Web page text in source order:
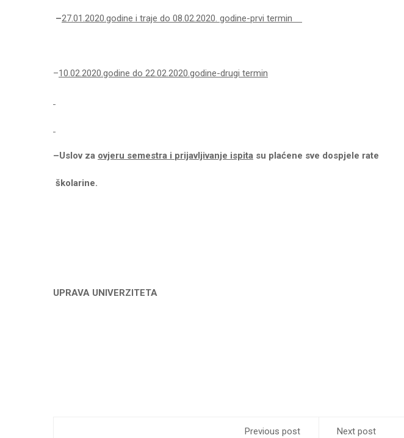
–27.01.2020.godine i traje do 08.02.2020. godine-prvi termin
–10.02.2020.godine do 22.02.2020.godine-drugi termin
–Uslov za ovjeru semestra i prijavljivanje ispita su plaćene sve dospjele rate
školarine.
UPRAVA UNIVERZITETA
Previous post Next post